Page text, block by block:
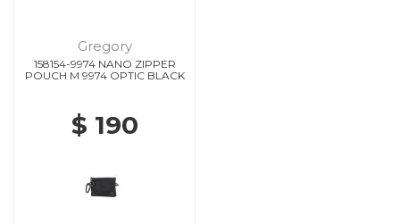
Gregory
158154-9974 NANO ZIPPER
POUCH M 9974 OPTIC BLACK
$ 190